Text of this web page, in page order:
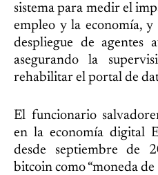
sistema para medir el
empleo y la economía, y
despliegue de agentes
asegurando la
rehabilitar el portal de
El funcionario
en la economía digital
desde septiembre de
bitcoin como “moneda de